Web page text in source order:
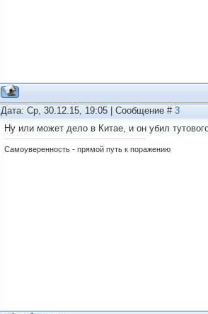
Дата: Ср, 30.12.15, 19:05 | Сообщение # 3
Ну или может дело в Китае, и он убил
Самоуверенность - прямой путь к поражению